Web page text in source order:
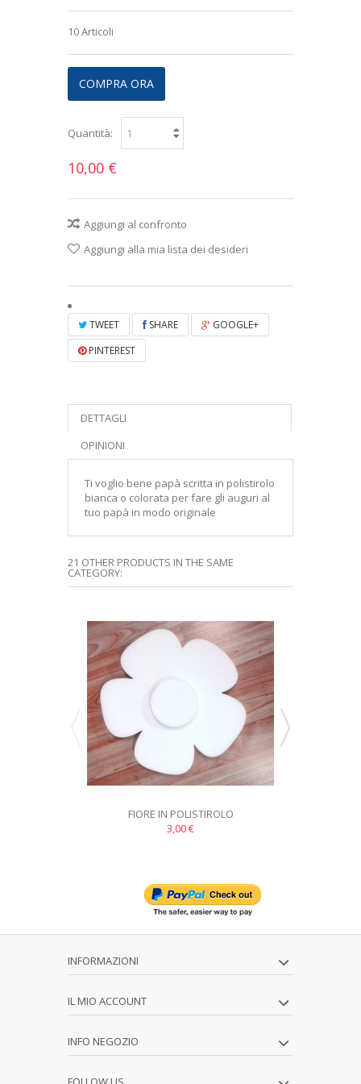
10Articoli
COMPRA ORA
Quantità:
10,00 €
Aggiungi al confronto
Aggiungi alla mia lista dei desideri
TWEET SHARE
GOOGLE+
PINTEREST
DETTAGLI
OPINIONI
Ti voglio bene papà scritta in polistirolo
bianca o colorata per fare gli auguri al
tuo papà in modo originale
21 OTHER PRODUCTS IN THE SAME
CATEGORY:
FIORE IN POLISTIROLO
3,00 €
INFORMAZIONI
IL MIO ACCOUNT
INFO NEGOZIO